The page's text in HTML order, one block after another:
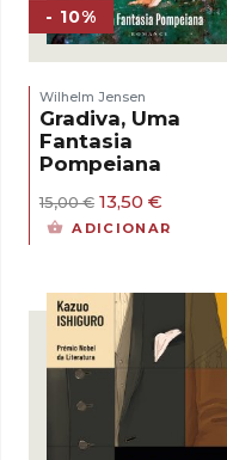
- 10%
Wilhelm Jensen
Gradiva, Uma
Fantasia
Pompeiana
15,00€ O
preço
13,50 €
preço
ADICIONAR